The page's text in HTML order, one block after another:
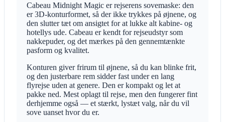
Cabeau Midnight Magic er rejserens sovemaske: den
er 3D-konturformet, så der ikke trykkes på øjnene, og
den slutter tæt om ansigtet for at lukke alt kabine- og
hotellys ude. Cabeau er kendt for rejseudstyr som
nakkepuder, og det mærkes på den gennemtænkte
pasform og kvalitet.
Konturen giver frirum til øjnene, så du kan blinke frit,
og den justerbare rem sidder fast under en lang
flyrejse uden at genere. Den er kompakt og let at
pakke ned. Mest oplagt til rejse, men den fungerer fint
derhjemme også — et stærkt, lystæt valg, når du vil
sove uanset hvor du er.